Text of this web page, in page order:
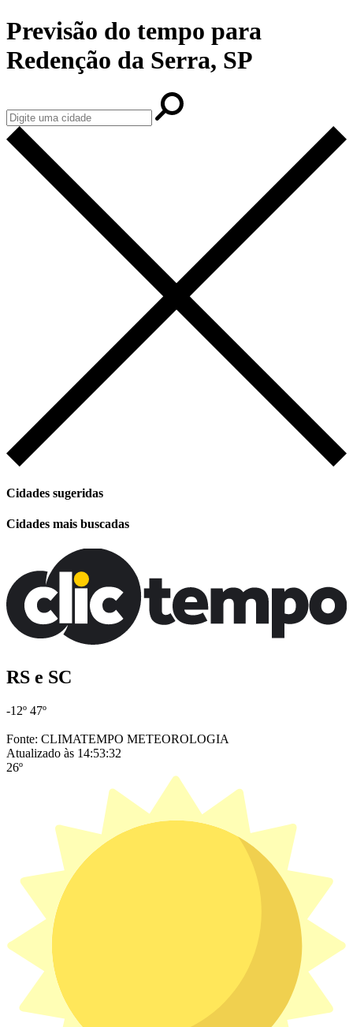
Previsão do tempo para
Redenção da Serra, SP
Cidades sugeridas
Cidades mais buscadas
RS e SC
-12º 47º
Fonte: CLIMATEMPO METEOROLOGIA
Atualizado às 14:53:32
26º